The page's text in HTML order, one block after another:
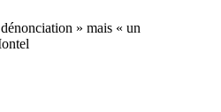
» mais « un